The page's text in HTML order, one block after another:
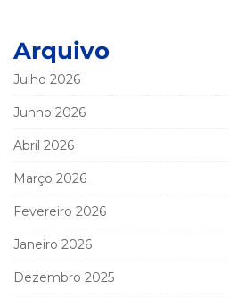
Arquivo
Julho 2026
Junho 2026
Abril 2026
Março 2026
Fevereiro 2026
Janeiro 2026
Dezembro 2025